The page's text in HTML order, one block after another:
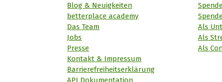
Blog & Neuigkeiten
betterplace academy
Das Team
Jobs
Presse
Kontakt & Impressum
Barrierefreiheitserklärung
API Dokumentation
Als
Als
Als